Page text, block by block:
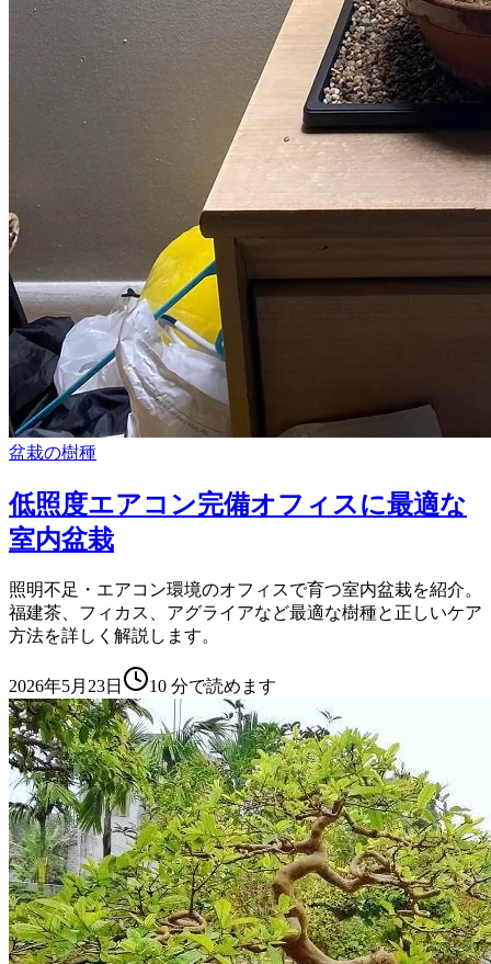
盆栽の樹種
低照度エアコン完備オフィスに最適な
室内盆栽
照明不足・エアコン環境のオフィスで育つ室内盆栽を紹介。
福建茶、フィカス、アグライアなど最適な樹種と正しいケア
方法を詳しく解説します。
2026年5月23日 10 分で読めます